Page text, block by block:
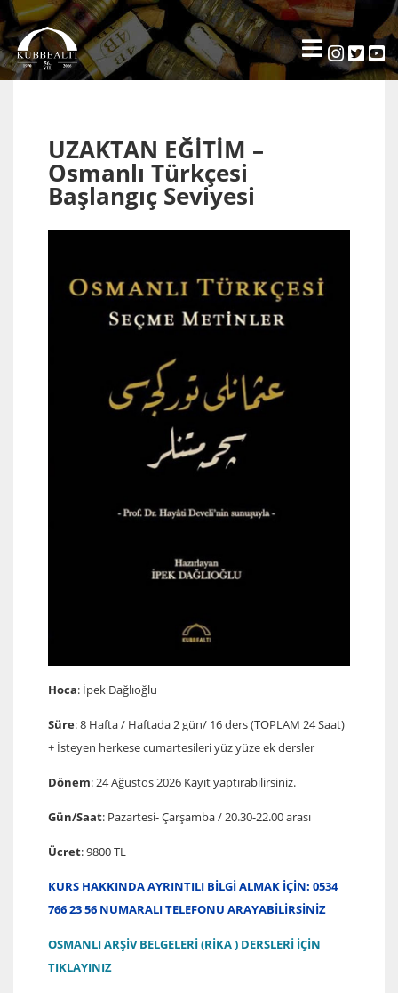
UZAKTAN EĞİTİM –
Osmanlı Türkçesi
Başlangıç Seviyesi
Hoca: İpek Dağlıoğlu
Süre: 8 Hafta / Haftada 2 gün/ 16 ders (TOPLAM 24 Saat)
+ İsteyen herkese cumartesileri yüz yüze ek dersler
Dönem: 24 Ağustos 2026 Kayıt yaptırabilirsiniz.
Gün/Saat: Pazartesi- Çarşamba / 20.30-22.00 arası
Ücret: 9800 TL
KURS HAKKINDA AYRINTILI BİLGİ ALMAK İÇİN: 0534
766 23 56 NUMARALI TELEFONU ARAYABİLİRSİNİZ
OSMANLI ARŞİV BELGELERİ (RİKA ) DERSLERİ İÇİN
TIKLAYINIZ